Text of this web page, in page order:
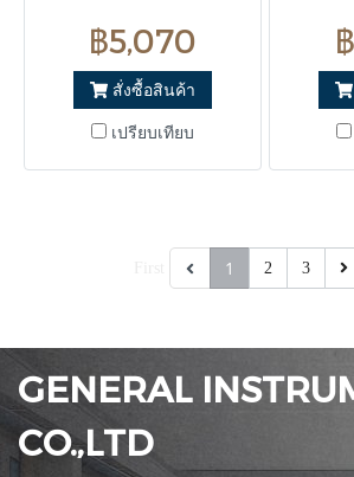
฿5,070
สั่งซื้อสินค้า
เปรียบเทียบ
1 2 3
GENERAL
CO.,LTD